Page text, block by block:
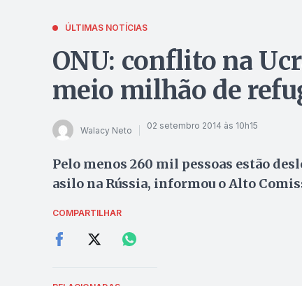
ÚLTIMAS NOTÍCIAS
ONU: conflito na
meio milhão de
Walacy Neto 02 setembro 2014 às 10h15
Pelo menos 260 mil pessoas estão
asilo na Rússia, informou o Alto
COMPARTILHAR